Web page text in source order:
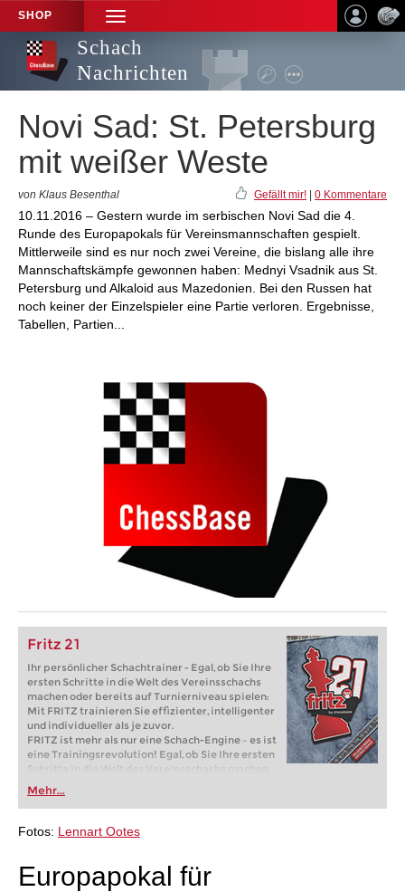
SHOP
TOGGLE
NAVIGATION
Schach
Nachrichten
Novi Sad: St. Petersburg
mit weißer Weste
von Klaus Besenthal Gefällt mir! 0 Kommentare
10.11.2016 – Gestern wurde im serbischen Novi Sad die 4.
Runde des Europapokals für Vereinsmannschaften gespielt.
Mittlerweile sind es nur noch zwei Vereine, die bislang alle ihre
Mannschaftskämpfe gewonnen haben: Mednyi Vsadnik aus St.
Petersburg und Alkaloid aus Mazedonien. Bei den Russen hat
noch keiner der Einzelspieler eine Partie verloren. Ergebnisse,
Tabellen, Partien...
Fritz 21
Ihr persönlicher Schachtrainer - Egal, ob Sie Ihre
ersten Schritte in die Welt des Vereinsschachs
machen oder bereits auf Turnierniveau spielen:
Mit FRITZ trainieren Sie effizienter, intelligenter
und individueller als je zuvor.
FRITZ ist mehr als nur eine Schach-Engine – es ist
eine Trainingsrevolution! Egal, ob Sie Ihre ersten
Schritte in die Welt des Vereinsschachs machen
oder bereits auf Turnierniveau spielen: Mit
FRITZ trainieren Sie effizienter, intelligenter und
individueller als je zuvor.
Mehr...
Fotos: Lennart Ootes
Europapokal für